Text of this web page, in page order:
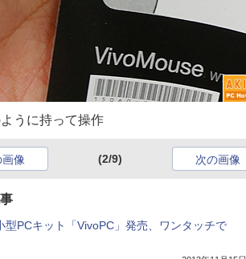
うに持って操作
像 (2/9) 次の画像
型PCキット「VivoPC」発売、ワンタッチで